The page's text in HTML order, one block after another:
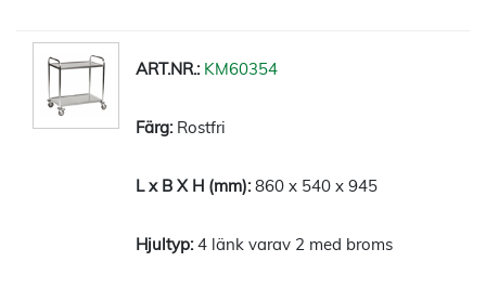
KM60354
Rostfri
860 x 540 x 945
4 länk varav 2 med broms